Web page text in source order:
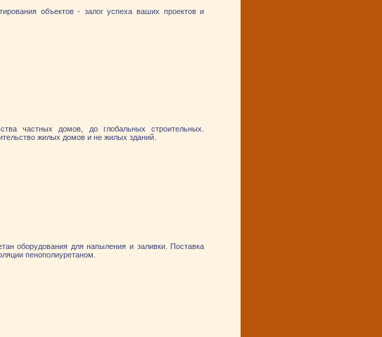
объектов - залог успеха ваших проектов и
частных домов, до глобальных строительных.
жилых домов и не жилых зданий.
оборудования для напыления и заливки. Поставка
пенополиуретаном.